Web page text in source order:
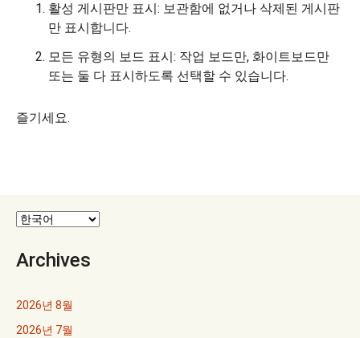
활성 게시판만 표시: 보관함에 없거나 삭제된 게시판
만 표시합니다.
모든 유형의 보드 표시: 작업 보드만, 화이트보드만
또는 둘 다 표시하도록 선택할 수 있습니다.
즐기세요.
Archives
2026년 8월
2026년 7월